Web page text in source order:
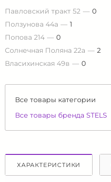
Павловский тракт 52
0
Ползунова 44а
1
Попова 214
0
Солнечная Поляна 22а
2
Власихинская 49в
0
Все товары категории
Все товары бренда STELS
ХАРАКТЕРИСТИКИ